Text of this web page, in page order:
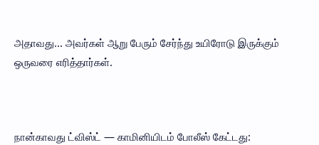
அதாவது... அவர்கள் ஆறு பேரும் சேர்ந்து உயிரோடு இருக்கும்
ஒருவரை எரித்தார்கள்.
நான்காவது ட்விஸ்ட் — காமினியிடம் போலீஸ் கேட்டது: